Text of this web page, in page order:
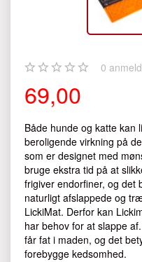
0
69,00
Både hunde og katte kan
beroligende virkning på
som er designet med
bruge ekstra tid på at
frigiver endorfiner, og det
naturligt afslappede og
LickiMat. Derfor kan
har behov for at slappe
får fat i maden, og det
forebygge kedsomhed.